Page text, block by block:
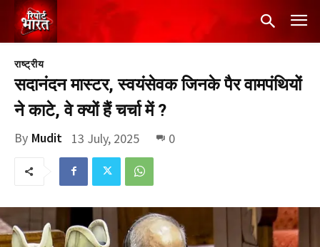
राष्ट्रीय
सदानंदन मास्टर, स्वयंसेवक जिनके पैर वामपंथियों
ने काटे, वे क्यों हैं चर्चा में ?
By Mudit 13 July, 2025 0